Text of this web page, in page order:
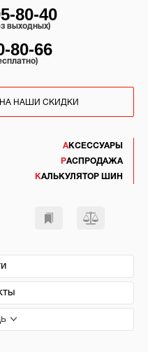
АКСЕССУАРЫ
РАСПРОДАЖА
КАЛЬКУЛЯТОР ШИН
80-40
выходных)
80-66
НАШИ СКИДКИ